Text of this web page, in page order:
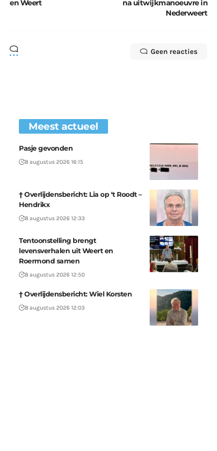
en Weert
na uitwijkmanoeuvre in
Nederweert
Geen reacties
Meest actueel
Pasje gevonden
8 augustus 2026 16:15
† Overlijdensbericht: Lia op ‘t Roodt –
Hendrikx
8 augustus 2026 12:33
Tentoonstelling brengt
levensverhalen uit Weert en
Roermond samen
8 augustus 2026 12:50
† Overlijdensbericht: Wiel Korsten
8 augustus 2026 12:03